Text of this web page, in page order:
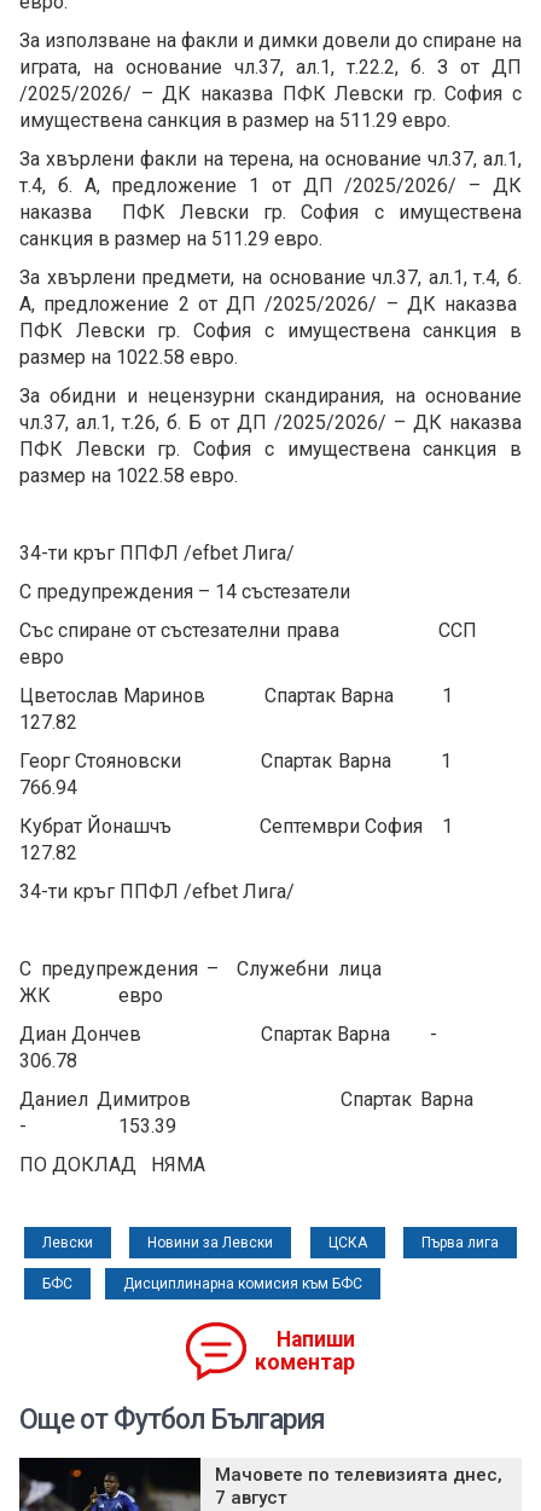
За използване на факли и димки довели до спиране на
играта, на основание чл.37, ал.1, т.22.2, б. З от ДП
/2025/2026/ – ДК наказва ПФК Левски гр. София с
имуществена санкция в размер на 511.29 евро.
За хвърлени факли на терена, на основание чл.37, ал.1,
т.4, б. А, предложение 1 от ДП /2025/2026/ – ДК
наказва ПФК Левски гр. София с имуществена
санкция в размер на 511.29 евро.
За хвърлени предмети, на основание чл.37, ал.1, т.4, б.
А, предложение 2 от ДП /2025/2026/ – ДК наказва
ПФК Левски гр. София с имуществена санкция в
размер на 1022.58 евро.
За обидни и нецензурни скандирания, на основание
чл.37, ал.1, т.26, б. Б от ДП /2025/2026/ – ДК наказва
ПФК Левски гр. София с имуществена санкция в
размер на 1022.58 евро.
34-ти кръг ППФЛ /efbet Лига/
С предупреждения – 14 състезатели
Със спиране от състезателни права ССП
евро
Цветослав Маринов Спартак Варна 1
127.82
Георг Стояновски Спартак Варна 1
766.94
Кубрат Йонашчъ Септември София 1
127.82
34-ти кръг ППФЛ /efbet Лига/
С предупреждения – Служебни лица
ЖК евро
Диан Дончев Спартак Варна -
306.78
Даниел Димитров Спартак Варна
- 153.39
ПО ДОКЛАД НЯМА
Левски Новини за Левски ЦСКА Първа лига
БФС Дисциплинарна комисия към БФС
Напиши
коментар
Още от Футбол България
Мачовете по телевизията днес,
7 август